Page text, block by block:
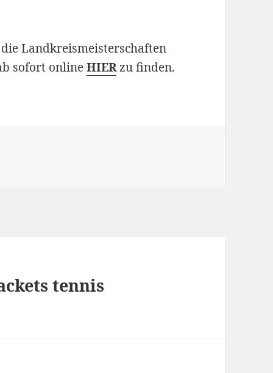
Landkreismeisterschaften
sofort onlineHIERzu finden.
tennis